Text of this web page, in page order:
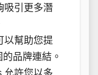
吸引更多潛
以幫助您提
品牌連結。